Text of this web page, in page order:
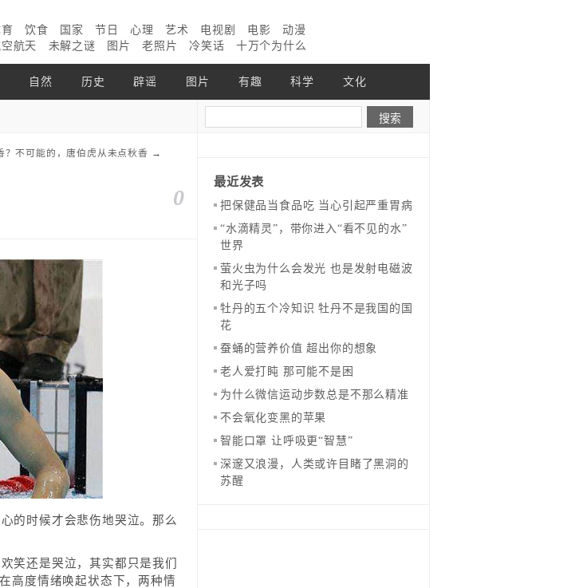
饮食 国家 节日 心理 艺术 电视剧 电影
动漫
航天 未解之谜 图片 老照片 冷笑话 十万个为什么
自然 历史 辟谣 图片 有趣 科学 文化
？不可能的，唐伯虎从未点秋香 →
0
的时候才会悲伤地哭泣。那么
笑还是哭泣，其实都只是我们
高度情绪唤起状态下，两种情
最近发表
把保健品当食品吃 当心引起严重胃病
“水滴精灵”，带你进入“看不见的水”
世界
萤火虫为什么会发光 也是发射电磁波
和光子吗
牡丹的五个冷知识 牡丹不是我国的国
花
蚕蛹的营养价值 超出你的想象
老人爱打盹 那可能不是困
为什么微信运动步数总是不那么精准
不会氧化变黑的苹果
智能口罩 让呼吸更“智慧”
深邃又浪漫，人类或许目睹了黑洞的
苏醒